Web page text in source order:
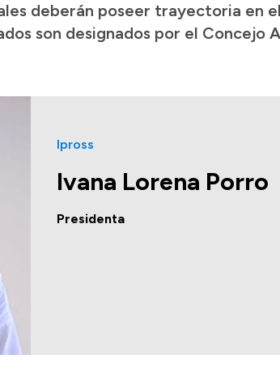
deberán poseer trayectoria en
son designados por el Concejo
Ipross
Ivana Lorena Porro
Presidenta